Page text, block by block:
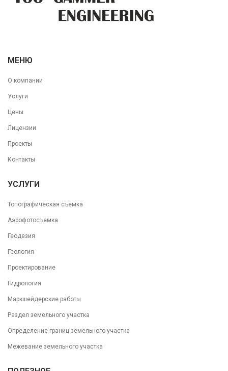
МЕНЮ
О компании
Услуги
Цены
Лицензии
Проекты
Контакты
УСЛУГИ
Топографическая съемка
Аэрофотосъемка
Геодезия
Геология
Проектирование
Гидрология
Маркшейдерские работы
Раздел земельного участка
Определение границ земельного участка
Межевание земельного участка